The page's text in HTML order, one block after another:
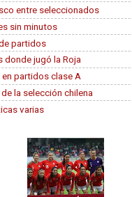
entre seleccionados
sin minutos
partidos
donde jugó la Roja
partidos clase A
la selección chilena
varias